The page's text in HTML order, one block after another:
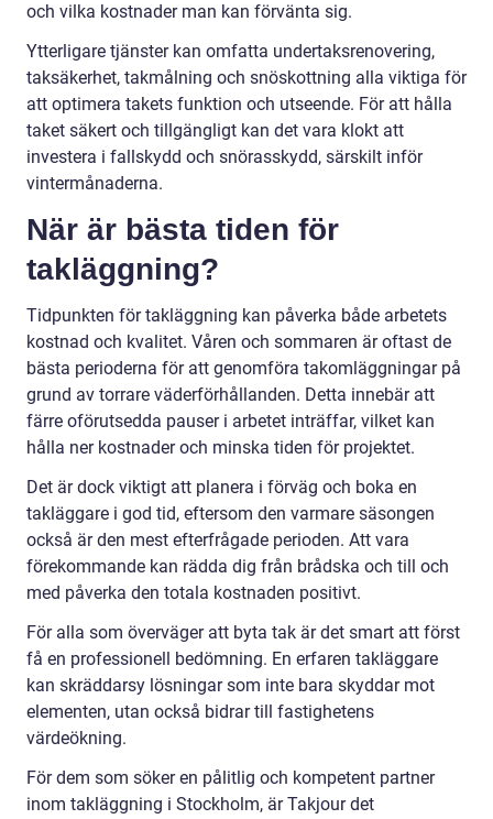
och vilka kostnader man kan förvänta sig.
Ytterligare tjänster kan omfatta undertaksrenovering,
taksäkerhet, takmålning och snöskottning alla viktiga för
att optimera takets funktion och utseende. För att hålla
taket säkert och tillgängligt kan det vara klokt att
investera i fallskydd och snörasskydd, särskilt inför
vintermånaderna.
När är bästa tiden för
takläggning?
Tidpunkten för takläggning kan påverka både arbetets
kostnad och kvalitet. Våren och sommaren är oftast de
bästa perioderna för att genomföra takomläggningar på
grund av torrare väderförhållanden. Detta innebär att
färre oförutsedda pauser i arbetet inträffar, vilket kan
hålla ner kostnader och minska tiden för projektet.
Det är dock viktigt att planera i förväg och boka en
takläggare i god tid, eftersom den varmare säsongen
också är den mest efterfrågade perioden. Att vara
förekommande kan rädda dig från brådska och till och
med påverka den totala kostnaden positivt.
För alla som överväger att byta tak är det smart att först
få en professionell bedömning. En erfaren takläggare
kan skräddarsy lösningar som inte bara skyddar mot
elementen, utan också bidrar till fastighetens
värdeökning.
För dem som söker en pålitlig och kompetent partner
inom takläggning i Stockholm, är Takjour det